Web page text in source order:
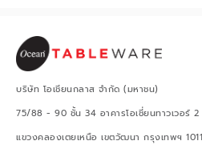
บริษัท โอเชียนกลาส จำกัด (มหาชน)
75/88 - 90 ชั้น 34 อาคารโอเชี่ยนทาวเวอร์
แขวงคลองเตยเหนือ เขตวัฒนา กรุงเทพฯ